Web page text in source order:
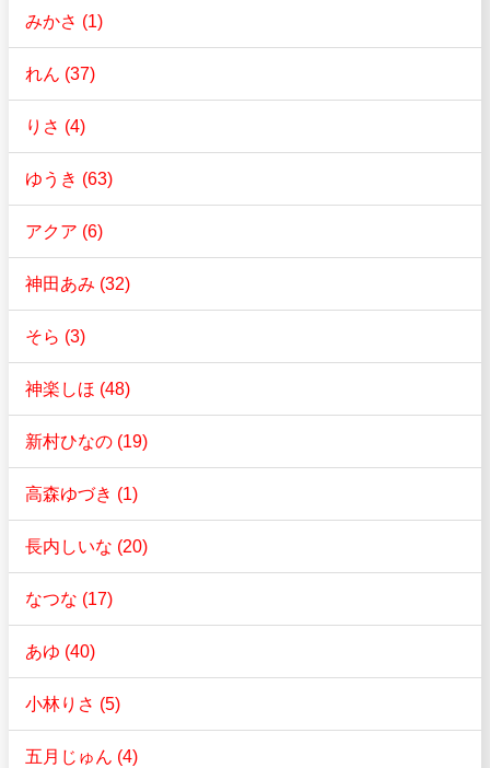
みかさ (1)
れん (37)
りさ (4)
ゆうき (63)
アクア (6)
神田あみ (32)
そら (3)
神楽しほ (48)
新村ひなの (19)
高森ゆづき (1)
長内しいな (20)
なつな (17)
あゆ (40)
小林りさ (5)
五月じゅん (4)